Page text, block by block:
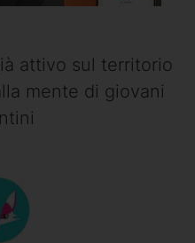
attivo sul territorio
mente di giovani